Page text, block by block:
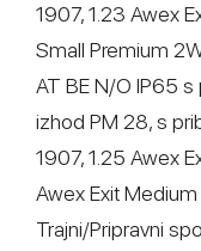
1907, 1.23 Awex
Small Premium
AT BE N/O IP65
izhod PM 28, s
1907, 1.25 Awex
Awex Exit
Trajni/Pripravni